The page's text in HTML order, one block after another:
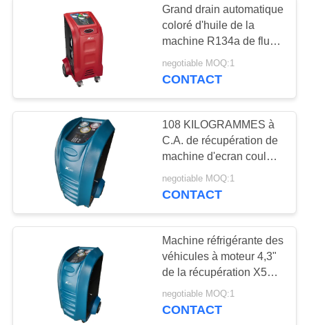
DEMANDEZ
CITATION
PLAN
PRIVACY
POLICY
machine
automatique de
récupération à C.A.
37
machine des
véhicules à moteur
de récupération à
C.A.
Grand drain automatique
coloré d'huile de la
machine R134a de flux
de récupération
negotiable MOQ:1
CONTACT
108 KILOGRAMMES à
C.A. de récupération de
machine d'ecran couleur
d'huile de drain de
bande des véhicules à
negotiable MOQ:1
CONTACT
Machine réfrigérante des
véhicules à moteur 4,3"
de la récupération X530
ecran couleur de TFT
automatiquement
negotiable MOQ:1
CONTACT